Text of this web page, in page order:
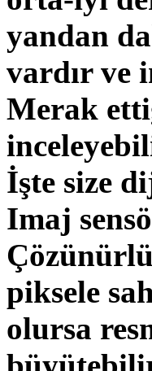
yandan
vardır ve
Merak
İşte size
Imaj
piksele
olursa